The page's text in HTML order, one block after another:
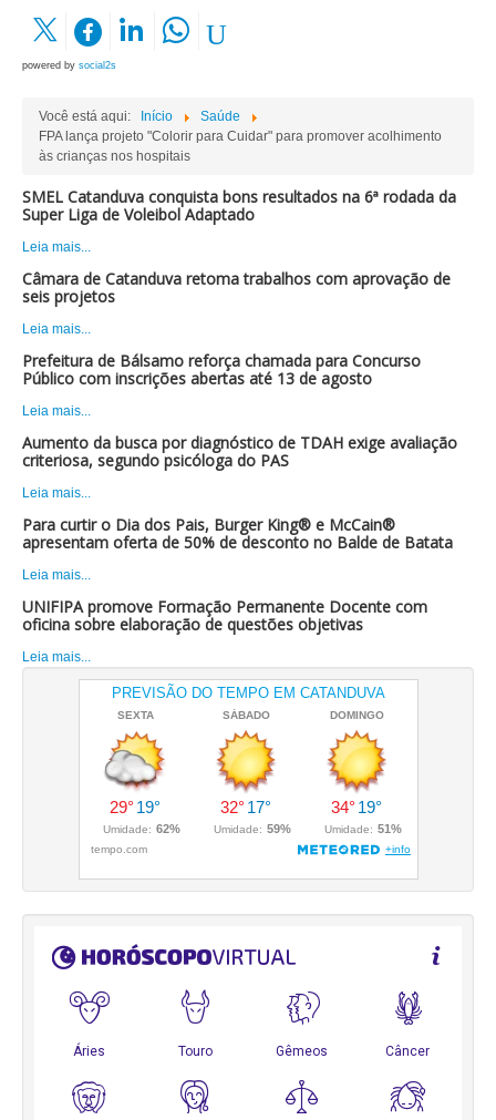
powered by social2s
Você está aqui: Início
Saúde
FPA lança projeto "Colorir para Cuidar" para promover acolhimento
às crianças nos hospitais
SMEL Catanduva conquista bons resultados na 6ª rodada da
Super Liga de Voleibol Adaptado
Leia mais...
Câmara de Catanduva retoma trabalhos com aprovação de
seis projetos
Leia mais...
Prefeitura de Bálsamo reforça chamada para Concurso
Público com inscrições abertas até 13 de agosto
Leia mais...
Aumento da busca por diagnóstico de TDAH exige avaliação
criteriosa, segundo psicóloga do PAS
Leia mais...
Para curtir o Dia dos Pais, Burger King® e McCain®
apresentam oferta de 50% de desconto no Balde de Batata
Leia mais...
UNIFIPA promove Formação Permanente Docente com
oficina sobre elaboração de questões objetivas
Leia mais...